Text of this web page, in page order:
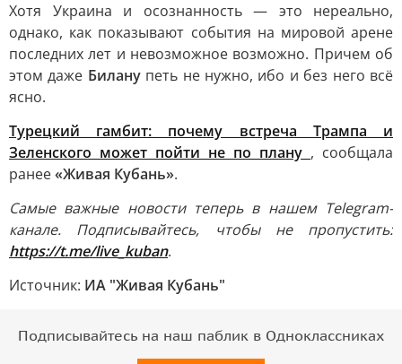
Хотя Украина и осознанность — это нереально,
однако, как показывают события на мировой арене
последних лет и невозможное возможно. Причем об
этом даже Биланупеть не нужно, ибо и без него всё
ясно.
Турецкий гамбит: почему встреча Трампа и
Зеленского может пойти не по плану , сообщала
ранее«Живая Кубань».
Самые важные новости теперь в нашем Telegram-
канале. Подписывайтесь, чтобы не пропустить:
https://t.me/live_kuban.
Источник: ИА "Живая Кубань"
Подписывайтесь на наш паблик в Одноклассниках